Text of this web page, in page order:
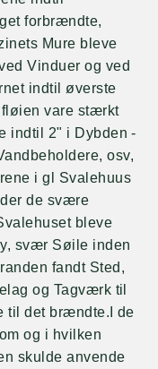
forbrændte,
Mure bleve
Vinduer og ved
indtil øverste
vare stærkt
indtil 2" i Dybden -
osv,
i gl Svalehuus
de svære
bleve
svær Søile inden
fandt Sted,
og Tagværk til
til det brændte.I de
og i hvilken
skulde anvende